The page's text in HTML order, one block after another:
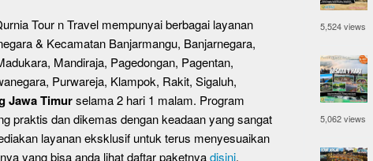
Tour n Travel mempunyai berbagai layanan
& Kecamatan Banjarmangu, Banjarnegara,
Mandiraja, Pagedongan, Pagentan,
Purwareja, Klampok, Rakit, Sigaluh,
Jawa Timurselama 2 hari 1 malam. Program
praktis dan dikemas dengan keadaan yang sangat
layanan eksklusif untuk terus menyesuaikan
yang bisa anda lihat daftar paketnyadisini.
5,524 views
5,062 views